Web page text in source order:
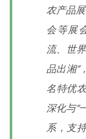
农产品
会等展
流、世
品出湘”
名特优
深化与“
系，支